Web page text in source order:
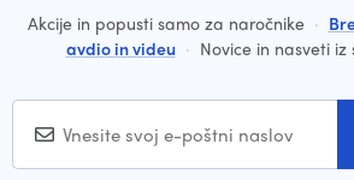
Akcije in popusti samo za naročnike ·
avdio in videu · Novice in nasveti